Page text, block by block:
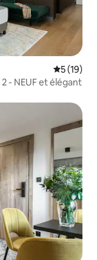
5 (19)
- NEUF et élégant